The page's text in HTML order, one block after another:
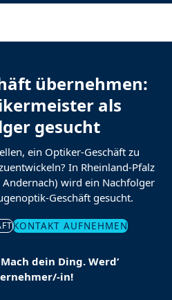
übernehmen:
als
gesucht
ein Optiker-Geschäft zu
In Rheinland-Pfalz
wird ein Nachfolger
Geschäft gesucht.
KONTAKT AUFNEHMEN
Mach dein Ding. Werd‘
in!